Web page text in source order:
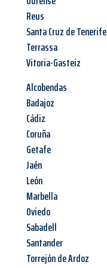
Reus
Santa Cruz de Tenerife
Terrassa
Vitoria-Gasteiz
Alcobendas
Badajoz
Cádiz
Coruña
Getafe
Jaén
León
Marbella
Oviedo
Sabadell
Santander
Torrejón de Ardoz